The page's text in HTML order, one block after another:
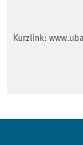
Kurzlink: